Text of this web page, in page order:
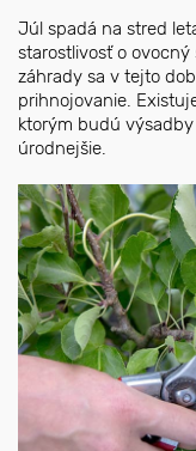
Júl spadá na stred
starostlivosť o
záhrady sa v tejto
prihnojovanie.
ktorým budú výsadby
úrodnejšie.